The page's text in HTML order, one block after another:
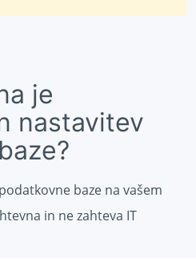
je
nastavitev
baze na vašem
in ne zahteva IT